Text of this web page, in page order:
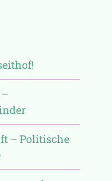
– Politische